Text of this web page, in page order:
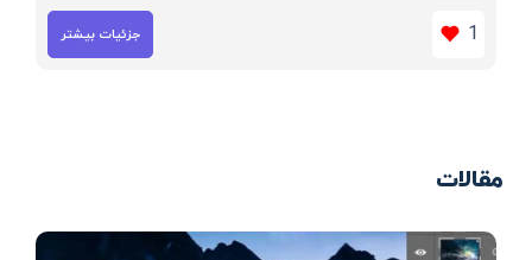
1 جزئیات بیشتر
مقالات